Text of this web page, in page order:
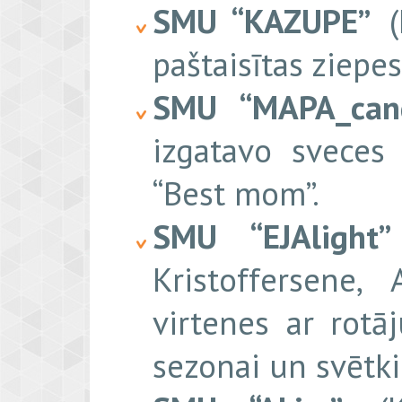
SMU “KAZUPE”
paštaisītas
SMU
izgatavo
“Best mom”.
SMU “EJAlight”
virtenes ar
sezonai un